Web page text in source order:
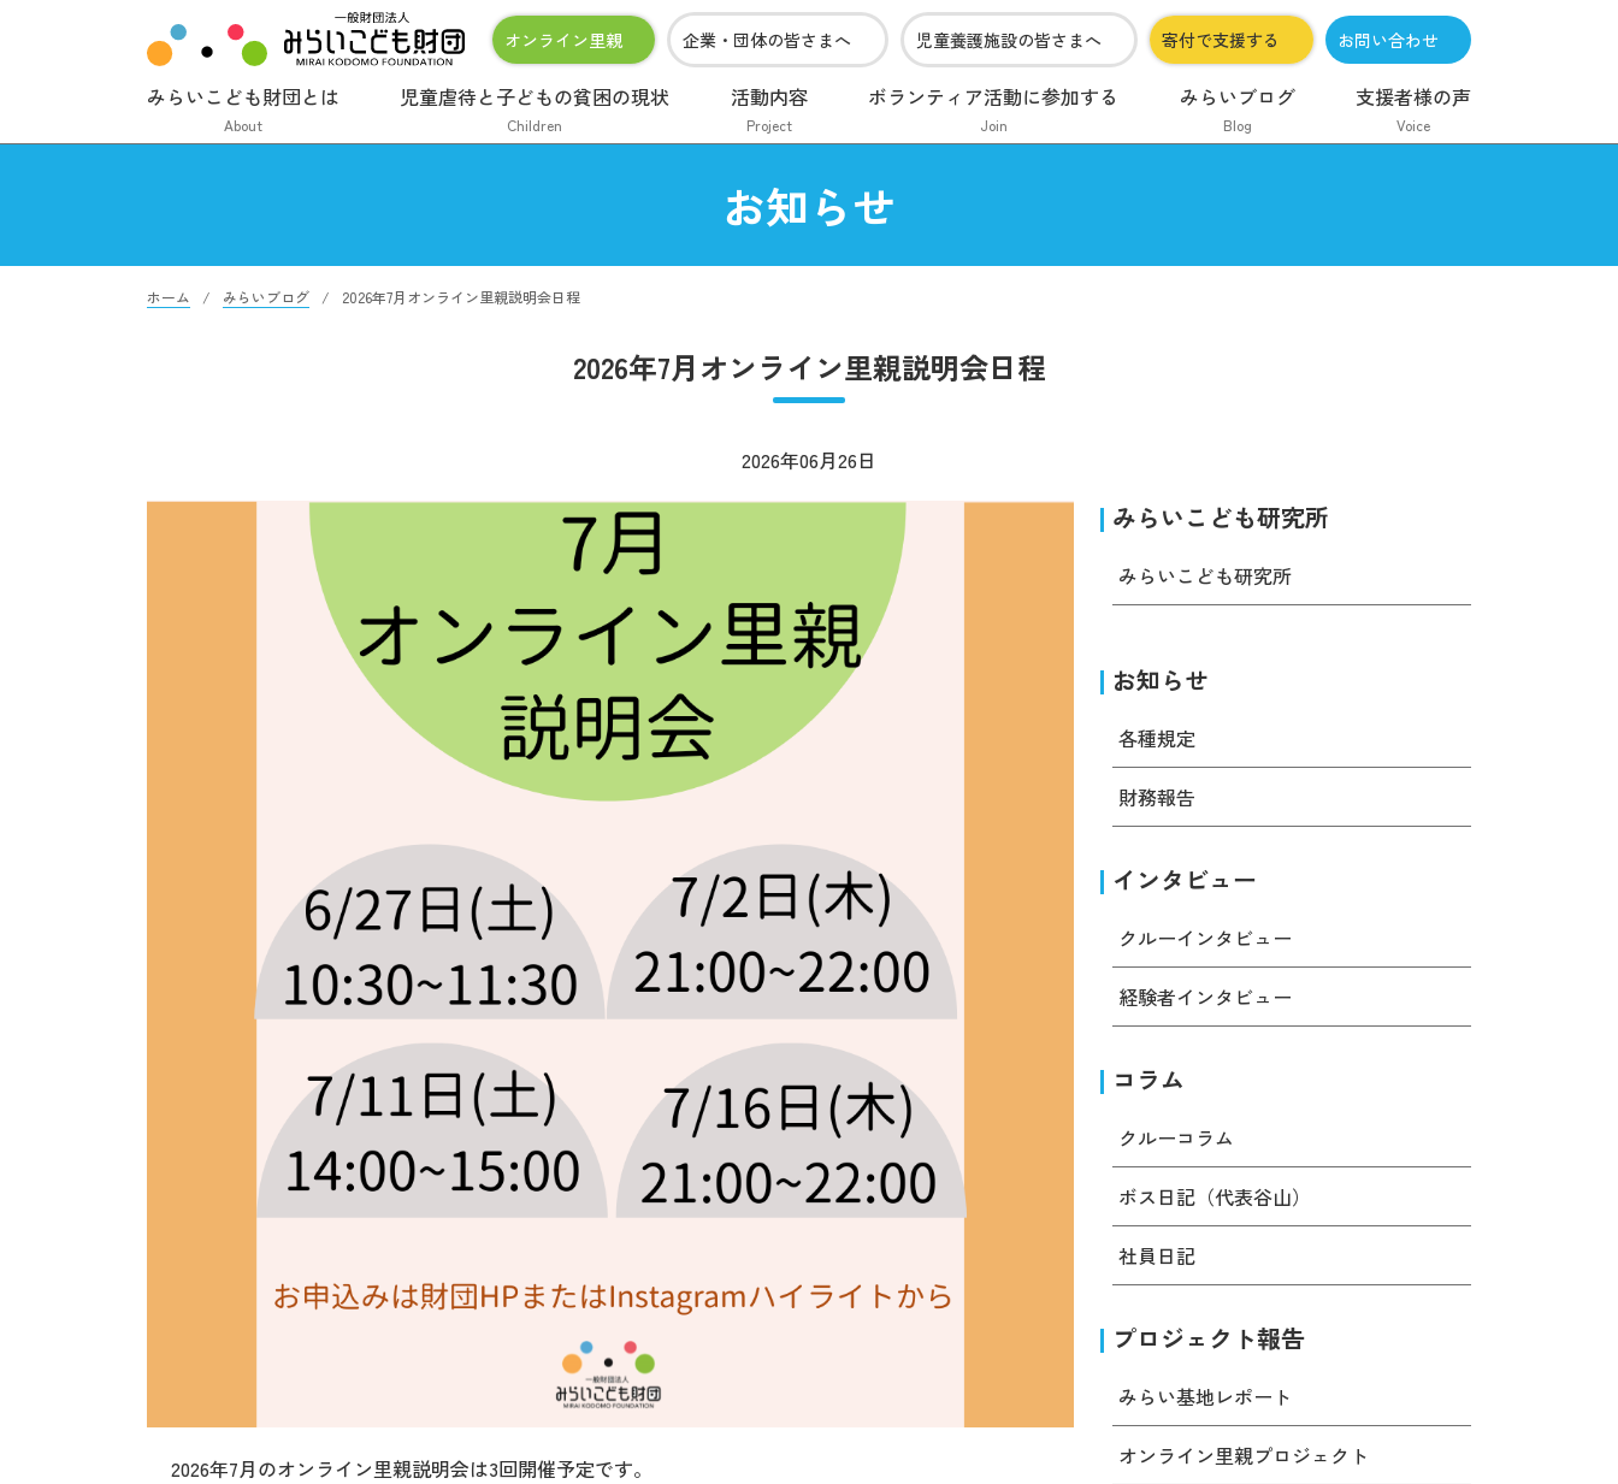
オンライン里親 企業・団体の皆さまへ 児童養護施設の皆さまへ 寄付で支援する お問い合わせ
みらいこども財団とは
About
児童虐待と子どもの貧困の現状
Children
活動内容
Project
ボランティア活動に参加する
Join
みらいブログ
Blog
支援者様の声
Voice
お知らせ
ホーム みらいブログ 2026年7月オンライン里親説明会日程
2026年7月オンライン里親説明会日程
2026年06月26日
2026年7月のオンライン里親説明会は3回開催予定です。
みらいこども研究所
みらいこども研究所
お知らせ
各種規定
財務報告
インタビュー
クルーインタビュー
経験者インタビュー
コラム
クルーコラム
ボス日記（代表谷山）
社員日記
プロジェクト報告
みらい基地レポート
オンライン里親プロジェクト